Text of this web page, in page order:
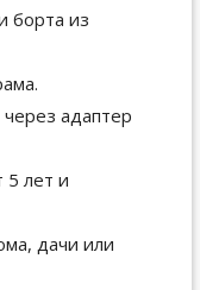
борта из
адаптер
5 лет и
дачи или